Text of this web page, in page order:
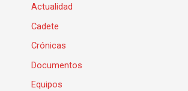
Actualidad
Cadete
Crónicas
Documentos
Equipos